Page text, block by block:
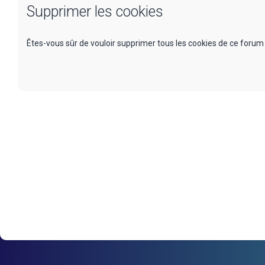
Supprimer les cookies
Êtes-vous sûr de vouloir supprimer tous les cookies de ce forum